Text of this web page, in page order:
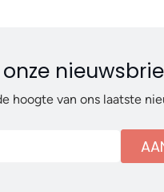
hoogte van ons laatste